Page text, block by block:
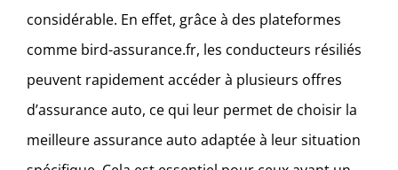
considérable. En effet, grâce à des plateformes
comme bird-assurance.fr, les conducteurs résiliés
peuvent rapidement accéder à plusieurs offres
d’assurance auto, ce qui leur permet de choisir la
meilleure assurance auto adaptée à leur situation